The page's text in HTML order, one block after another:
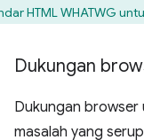
HTML WHATWG
Dukungan
Dukungan browser
masalah yang